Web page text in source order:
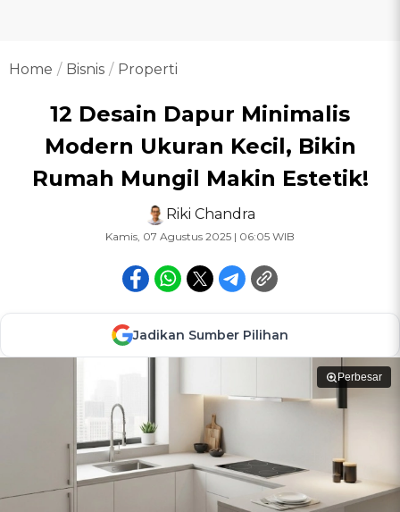
Home Bisnis Properti
12 Desain Dapur Minimalis
Modern Ukuran Kecil, Bikin
Rumah Mungil Makin Estetik!
Riki Chandra
Kamis, 07 Agustus 2025 | 06:05 WIB
Jadikan Sumber Pilihan
Perbesar